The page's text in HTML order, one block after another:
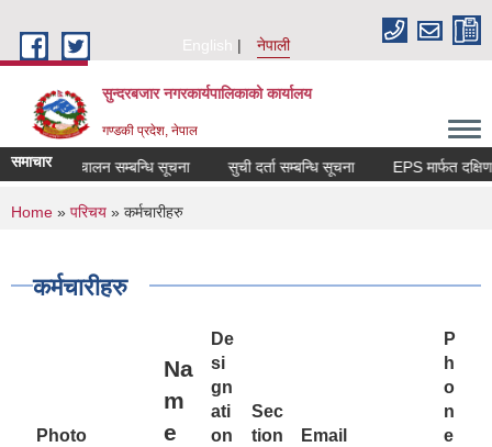
English
नेपाली
सुन्दरबजार नगरकार्यपालिकाको कार्यालय
गण्डकी प्रदेश, नेपाल
समाचार
संचालन सम्बन्धि सूचना सुची दर्ता सम्बन्धि सूचना EPS मार्फत
You are here
Home » परिचय » कर्मचारीहरु
कर्मचारीहरु
Photo
Na
m
e
De
si
gn
ati
on
Sec
tion
Email
P
h
o
n
e